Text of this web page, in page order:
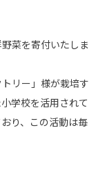
菜を寄付いたしま
リー」様が栽培す
学校を活用されて
り、この活動は毎